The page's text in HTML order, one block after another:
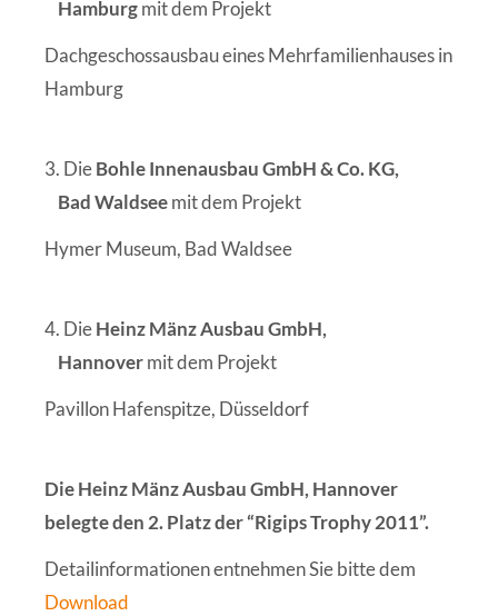
Hamburgmit dem Projekt
Dachgeschossausbau eines Mehrfamilienhauses in
Hamburg
3. DieBohle Innenausbau GmbH & Co. KG,
Bad Waldseemit dem Projekt
Hymer Museum, Bad Waldsee
4. DieHeinz Mänz Ausbau GmbH,
Hannovermit dem Projekt
Pavillon Hafenspitze, Düsseldorf
Die Heinz Mänz Ausbau GmbH, Hannover
belegte den 2. Platz der “Rigips Trophy 2011”.
Detailinformationen entnehmen Sie bitte dem
Download